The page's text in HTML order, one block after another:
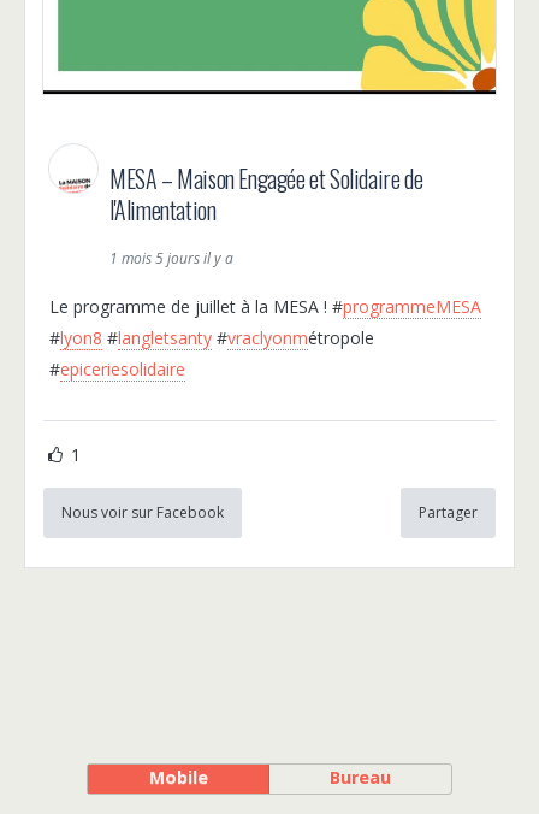
MESA – Maison Engagée et Solidaire de
l'Alimentation
1 mois 5 jours il y a
Le programme de juillet à la MESA ! #programmeMESA
#lyon8 #langletsanty #vraclyonmétropole
#epiceriesolidaire
1
Nous voir sur Facebook Partager
Mobile Bureau